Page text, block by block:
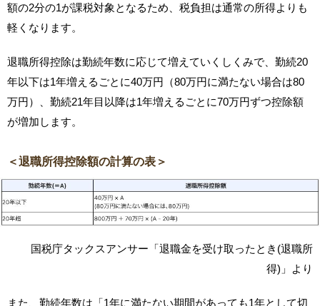
額の2分の1が課税対象となるため、税負担は通常の所得よりも
軽くなります。
退職所得控除は勤続年数に応じて増えていくしくみで、勤続20
年以下は1年増えるごとに40万円（80万円に満たない場合は80
万円）、勤続21年目以降は1年増えるごとに70万円ずつ控除額
が増加します。
＜退職所得控除額の計算の表＞
国税庁タックスアンサー「退職金を受け取ったとき(退職所
得)」より
また、勤続年数は「1年に満たない期間があっても1年として切